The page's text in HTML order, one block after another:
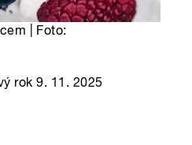
| Foto:
rok 9. 11. 2025